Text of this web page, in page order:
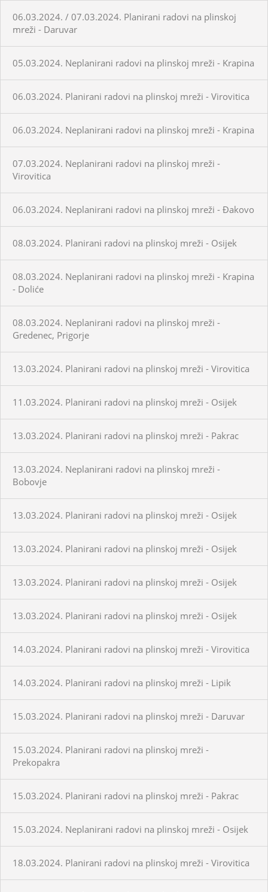
06.03.2024. / 07.03.2024. Planirani radovi na plinskoj
mreži - Daruvar
05.03.2024. Neplanirani radovi na plinskoj mreži - Krapina
06.03.2024. Planirani radovi na plinskoj mreži - Virovitica
06.03.2024. Neplanirani radovi na plinskoj mreži - Krapina
07.03.2024. Neplanirani radovi na plinskoj mreži -
Virovitica
06.03.2024. Neplanirani radovi na plinskoj mreži - Đakovo
08.03.2024. Planirani radovi na plinskoj mreži - Osijek
08.03.2024. Neplanirani radovi na plinskoj mreži - Krapina
- Doliće
08.03.2024. Neplanirani radovi na plinskoj mreži -
Gredenec, Prigorje
13.03.2024. Planirani radovi na plinskoj mreži - Virovitica
11.03.2024. Planirani radovi na plinskoj mreži - Osijek
13.03.2024. Planirani radovi na plinskoj mreži - Pakrac
13.03.2024. Neplanirani radovi na plinskoj mreži -
Bobovje
13.03.2024. Planirani radovi na plinskoj mreži - Osijek
13.03.2024. Planirani radovi na plinskoj mreži - Osijek
13.03.2024. Planirani radovi na plinskoj mreži - Osijek
13.03.2024. Planirani radovi na plinskoj mreži - Osijek
14.03.2024. Planirani radovi na plinskoj mreži - Virovitica
14.03.2024. Planirani radovi na plinskoj mreži - Lipik
15.03.2024. Planirani radovi na plinskoj mreži - Daruvar
15.03.2024. Planirani radovi na plinskoj mreži -
Prekopakra
15.03.2024. Planirani radovi na plinskoj mreži - Pakrac
15.03.2024. Neplanirani radovi na plinskoj mreži - Osijek
18.03.2024. Planirani radovi na plinskoj mreži - Virovitica